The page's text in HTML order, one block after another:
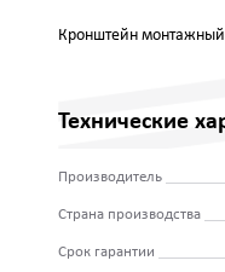
Кронштейн монтажный
Технические
Производитель
Страна производства
Срок гарантии